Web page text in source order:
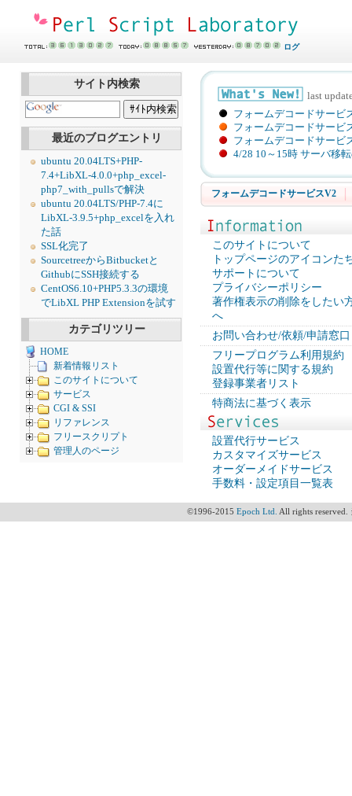
ログ
サイト内検索
最近のブログエントリ
ubuntu 20.04LTS+PHP-
7.4+LibXL-4.0.0+php_excel-
php7_with_pullsで解決
ubuntu 20.04LTS/PHP-7.4に
LibXL-3.9.5+php_excelを入れ
た話
SSL化完了
SourcetreeからBitbucketと
GithubにSSH接続する
CentOS6.10+PHP5.3.3の環境
でLibXL PHP Extensionを試す
カテゴリツリー
HOME
新着情報リスト
このサイトについて
サービス
CGI & SSI
リファレンス
フリースクリプト
管理人のページ
last
フォームデコードサービ
フォームデコードサービ
フォームデコードサービ
4/28 10～15時 サーバ移
フォームデコードサービスV2
このサイトについて
トップページのアイコンた
サポートについて
プライバシーポリシー
著作権表示の削除をしたい
へ
お問い合わせ/依頼/申請窓口
フリープログラム利用規約
設置代行等に関する規約
登録事業者リスト
特商法に基づく表示
設置代行サービス
カスタマイズサービス
オーダーメイドサービス
手数料・設定項目一覧表
©1996-2015 Epoch Ltd. All rights